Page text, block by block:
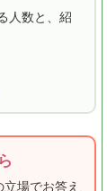
人数と、紹
場でお答え